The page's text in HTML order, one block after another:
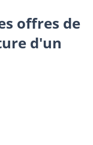
offres de
d'un